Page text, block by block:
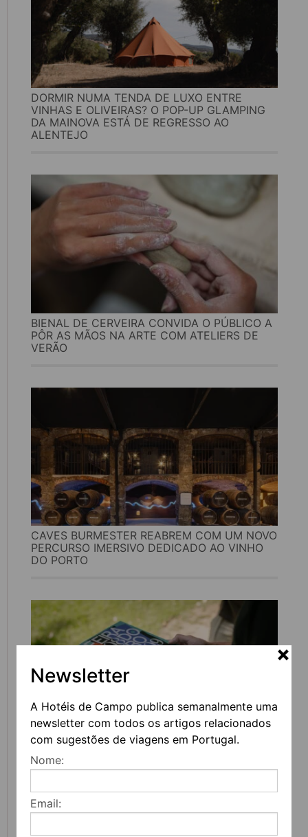
Newsletter
A Hotéis de Campo publica semanalmente uma
newsletter com todos os artigos relacionados
com sugestões de viagens em Portugal.
Nome:
Email:
DORMIR NUMA TENDA DE LUXO ENTRE
VINHAS E OLIVEIRAS? O POP-UP GLAMPING
DA MAINOVA ESTÁ DE REGRESSO AO
ALENTEJO
BIENAL DE CERVEIRA CONVIDA O PÚBLICO A
PÔR AS MÃOS NA ARTE COM ATELIERS DE
VERÃO
CAVES BURMESTER REABREM COM UM NOVO
PERCURSO IMERSIVO DEDICADO AO VINHO
DO PORTO
FEIRA DO LIVRO DO PORTO REGRESSA COM
MAIS DE 200 ATIVIDADES DEDICADAS À
LITERATURA, MÚSICA E PENSAMENTO